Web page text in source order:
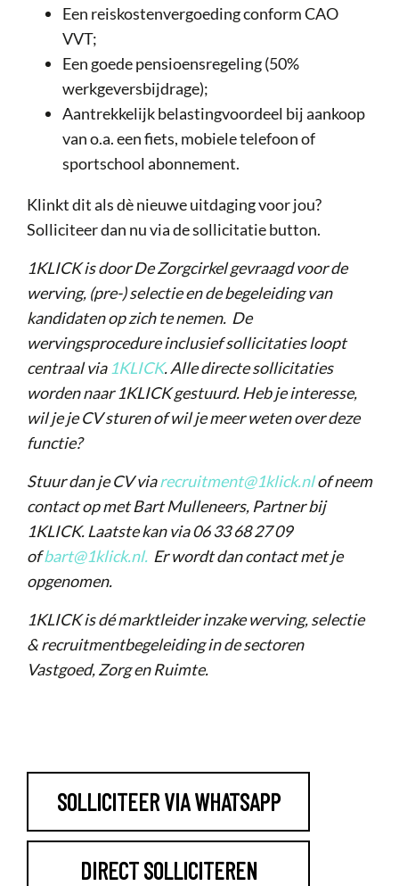
Een reiskostenvergoeding conform CAO
VVT;
Een goede pensioensregeling (50%
werkgeversbijdrage);
Aantrekkelijk belastingvoordeel bij aankoop
van o.a. een fiets, mobiele telefoon of
sportschool abonnement.
Klinkt dit als dè nieuwe uitdaging voor jou?
Solliciteer dan nu via de sollicitatie button.
1KLICK is door De Zorgcirkel gevraagd voor de
werving, (pre-) selectie en de begeleiding van
kandidaten op zich te nemen. De
wervingsprocedure inclusief sollicitaties loopt
centraal via 1KLICK. Alle directe sollicitaties
worden naar 1KLICK gestuurd. Heb je interesse,
wil je je CV sturen of wil je meer weten over deze
functie?
Stuur dan je CV viarecruitment@1klick.nlof neem
contact op met Bart Mulleneers, Partner bij
1KLICK. Laatste kan via 06 33 68 27 09
ofbart@1klick.nl. Er wordt dan contact met je
opgenomen.
1KLICK is dé marktleider inzake werving, selectie
& recruitmentbegeleiding in de sectoren
Vastgoed, Zorg en Ruimte.
SOLLICITEER VIA WHATSAPP
DIRECT SOLLICITEREN